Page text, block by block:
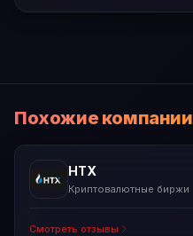
Похожие компании
HTX
Криптовалютные биржи
Смотреть отзывы